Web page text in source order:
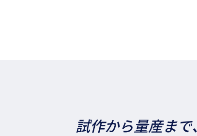
試作から量産まで、